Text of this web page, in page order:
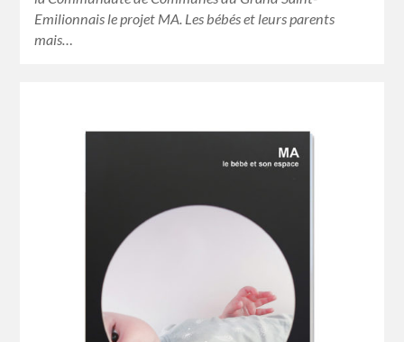
Emilionnais le projet MA. Les bébés et leurs parents
mais…